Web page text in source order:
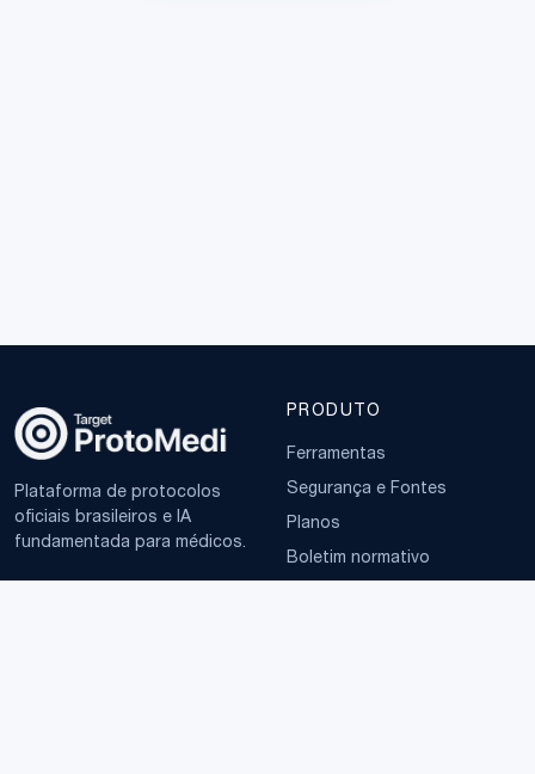
Plataforma de protocolos
oficiais brasileiros e IA
fundamentada para médicos.
PRODUTO
Ferramentas
Segurança e Fontes
Planos
Boletim normativo